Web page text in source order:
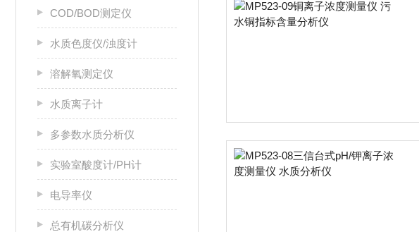
COD/BOD测定仪
水质色度仪/浊度计
溶解氧测定仪
水质离子计
多参数水质分析仪
实验室酸度计/PH计
电导率仪
总有机碳分析仪